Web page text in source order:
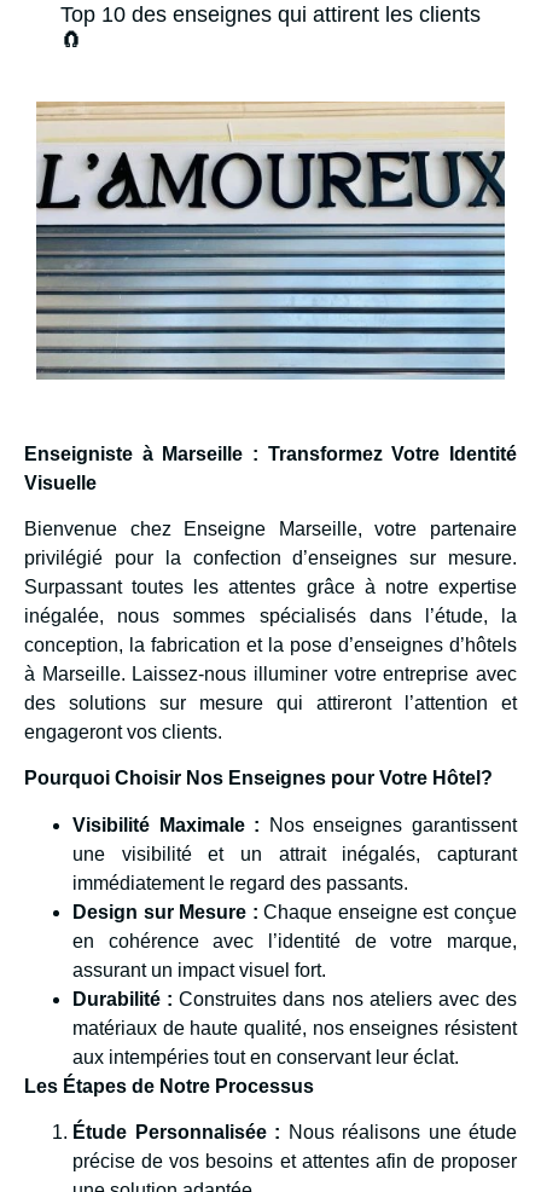
Top 10 des enseignes qui attirent les clients
🧲
Enseigniste à Marseille : Transformez Votre Identité
Visuelle
Bienvenue chez Enseigne Marseille, votre partenaire
privilégié pour la confection d’enseignes sur mesure.
Surpassant toutes les attentes grâce à notre expertise
inégalée, nous sommes spécialisés dans l’étude, la
conception, la fabrication et la pose d’enseignes d’hôtels
à Marseille. Laissez-nous illuminer votre entreprise avec
des solutions sur mesure qui attireront l’attention et
engageront vos clients.
Pourquoi Choisir Nos Enseignes pour Votre Hôtel?
Visibilité Maximale : Nos enseignes garantissent
une visibilité et un attrait inégalés, capturant
immédiatement le regard des passants.
Design sur Mesure : Chaque enseigne est conçue
en cohérence avec l’identité de votre marque,
assurant un impact visuel fort.
Durabilité : Construites dans nos ateliers avec des
matériaux de haute qualité, nos enseignes résistent
aux intempéries tout en conservant leur éclat.
Les Étapes de Notre Processus
Étude Personnalisée : Nous réalisons une étude
précise de vos besoins et attentes afin de proposer